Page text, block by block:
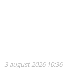
3 august 2026 10:36